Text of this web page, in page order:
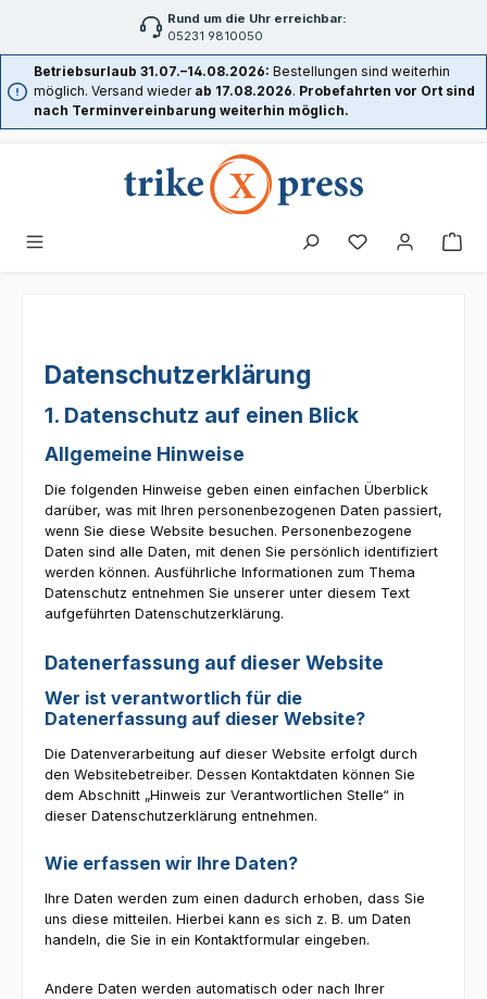
Zum Hauptinhalt springenRund um die Uhr erreichbar:
05231 9810050
Betriebsurlaub 31.07.–14.08.2026: Bestellungen sind weiterhin
möglich. Versand wieder ab 17.08.2026. Probefahrten vor Ort sind
nach Terminvereinbarung weiterhin möglich.
Datenschutz­erklärung
1. Datenschutz auf einen Blick
Allgemeine Hinweise
Die folgenden Hinweise geben einen einfachen Überblick
darüber, was mit Ihren personenbezogenen Daten passiert,
wenn Sie diese Website besuchen. Personenbezogene
Daten sind alle Daten, mit denen Sie persönlich identifiziert
werden können. Ausführliche Informationen zum Thema
Datenschutz entnehmen Sie unserer unter diesem Text
aufgeführten Datenschutzerklärung.
Datenerfassung auf dieser Website
Wer ist verantwortlich für die
Datenerfassung auf dieser Website?
Die Datenverarbeitung auf dieser Website erfolgt durch
den Websitebetreiber. Dessen Kontaktdaten können Sie
dem Abschnitt „Hinweis zur Verantwortlichen Stelle“ in
dieser Datenschutzerklärung entnehmen.
Wie erfassen wir Ihre Daten?
Ihre Daten werden zum einen dadurch erhoben, dass Sie
uns diese mitteilen. Hierbei kann es sich z. B. um Daten
handeln, die Sie in ein Kontaktformular eingeben.
Andere Daten werden automatisch oder nach Ihrer